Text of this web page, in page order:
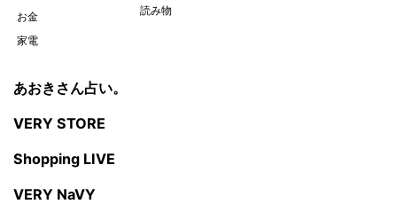
お金
家電
読み物
あおきさん占い。
VERY STORE
Shopping LIVE
VERY NaVY